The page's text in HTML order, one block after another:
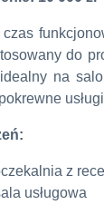
czas
do
na
z
usługowa